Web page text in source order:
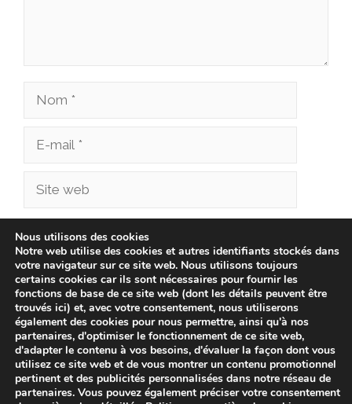
Nom
Site
Enregistrer mon nom, mon e-mail et mon site
dans le navigateur pour mon prochain
commentaire.
Nous utilisons des cookies
Notre web utilise des cookies et autres identifiants stockés dans
votre navigateur sur ce site web. Nous utilisons toujours
certains cookies car ils sont nécessaires pour fournir les
fonctions de base de ce site web (dont les détails peuvent être
trouvés ici) et, avec votre consentement, nous utiliserons
également des cookies pour nous permettre, ainsi qu'à nos
partenaires, d'optimiser le fonctionnement de ce site web,
d'adapter le contenu à vos besoins, d'évaluer la façon dont vous
utilisez ce site web et de vous montrer un contenu promotionnel
pertinent et des publicités personnalisées dans notre réseau de
partenaires. Vous pouvez également préciser votre consentement